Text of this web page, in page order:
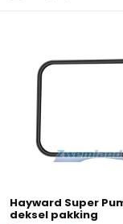
Hayward Super
deksel pakking